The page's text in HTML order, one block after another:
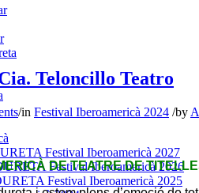
Festival Iberoamericà 2027
Festival Iberoamericà 2026
Festival Iberoamericà 2025
Teloncillo Teatro
/in Festival Iberoamericà 2024 /by
DE TEATRE DE